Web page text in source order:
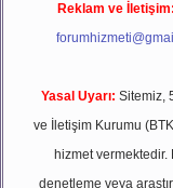
Reklam ve İletişim:
Yasal Uyarı: Sitemiz,
ve İletişim Kurumu
hizmet
denetleme veya